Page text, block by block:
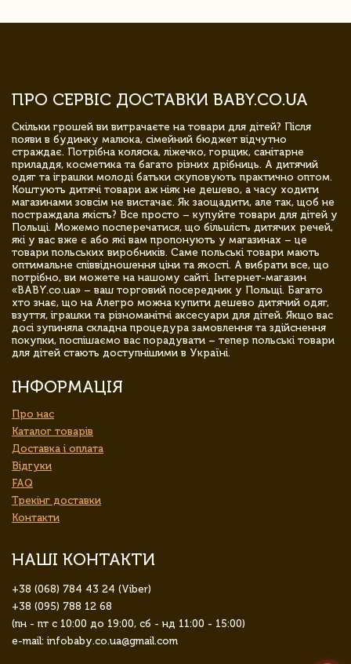
ПРО СЕРВІС ДОСТАВКИ BABY.CO.UA
Скільки грошей ви витрачаєте на товари для дітей? Після
появи в будинку малюка, сімейний бюджет відчутно
страждає. Потрібна коляска, ліжечко, горщик, санітарне
приладдя, косметика та багато різних дрібниць. А дитячий
одяг та іграшки молоді батьки скуповують практично оптом.
Коштують дитячі товари аж ніяк не дешево, а часу ходити
магазинами зовсім не вистачає. Як заощадити, але так, щоб не
постраждала якість? Все просто – купуйте товари для дітей у
Польщі. Можемо посперечатися, що більшість дитячих речей,
які у вас вже є або які вам пропонують у магазинах – це
товари польських виробників. Саме польські товари мають
оптимальне співвідношення ціни та якості. А вибрати все, що
потрібно, ви можете на нашому сайті. Інтернет-магазин
«BABY.co.ua» – ваш торговий посередник у Польщі. Багато
хто знає, що на Алегро можна купити дешево дитячий одяг,
взуття, іграшки та різноманітні аксесуари для дітей. Якщо вас
досі зупиняла складна процедура замовлення та здійснення
покупки, поспішаємо вас порадувати – тепер польські товари
для дітей стають доступнішими в Україні.
ІНФОРМАЦІЯ
Про нас
Каталог товарів
Доставка і оплата
Відгуки
FAQ
Трекінг доставки
Контакти
НАШІ КОНТАКТИ
+38 (068) 784 43 24 (Viber)
+38 (095) 788 12 68
(пн - пт с 10:00 до 19:00, сб - нд 11:00 - 15:00)
e-mail: infobaby.co.ua@gmail.com